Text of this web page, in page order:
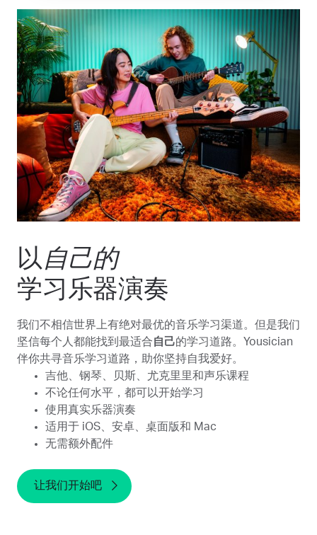
以 自己的
学习乐器演奏
我们不相信世界上有绝对最优的音乐学习渠道。但是我们
坚信每个人都能找到最适合自己的学习道路。Yousician
伴你共寻音乐学习道路，助你坚持自我爱好。
吉他、钢琴、贝斯、尤克里里和声乐课程
不论任何水平，都可以开始学习
使用真实乐器演奏
适用于 iOS、安卓、桌面版和 Mac
无需额外配件
让我们开始吧